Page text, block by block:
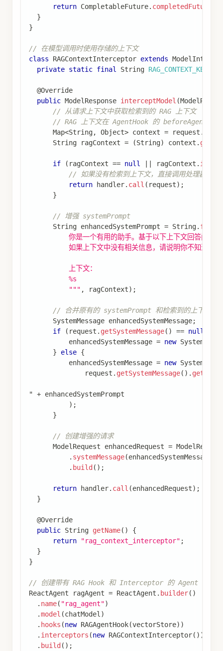
return CompletableFuture. completedFuture
}
}
// 在模型调用时使用存储的上下文
class
RAGContextInterceptor extends
private static final String RAG_CONTEXT_KEY
@Override
public ModelResponse interceptModel (
// 从请求上下文中获取检索到的 RAG 上下文
// RAG 上下文在 AgentHook 的 beforeAgent 中已
Map<String, Object> context = request .
String ragContext = (String) context . get
if ( ragContext == null ragContext .
// 如果没有检索到上下文，直接调用处理器
return handler. call ( request) ;
}
// 增强 systemPrompt
String enhancedSystemPrompt = String.
          你是一个有用的助手。基于以下上下文回答问题。
          如果上下文中没有相关信息，请说明你不知道。
          上下文：
          %s
          """
, ragContext) ;
// 合并原有的 systemPrompt 和检索到的上下文
SystemMessage enhancedSystemMessage;
if
( request . getSystemMessage( ) == null
          enhancedSystemMessage
= new
}
else {
          enhancedSystemMessage
= new
              request
. getSystemMessage( ) . getText
" + enhancedSystemPrompt
) ;
}
// 创建增强的请求
ModelRequest enhancedRequest =
. systemMessage(enhancedSystemMessage
. build ( ) ;
return handler. call (enhancedRequest) ;
}
@Override
public String getName( )
{
return
"rag_context_interceptor" ;
}
}
// 创建带有 RAG Hook 和 Interceptor 的 Agent
ReactAgent ragAgent = ReactAgent . builder( )
. name( "rag_agent")
.model (chatModel )
. hooks (new RAGAgentHook(vectorStore) )
. interceptors (new RAGContextInterceptor( ) )
. build ( ) ;